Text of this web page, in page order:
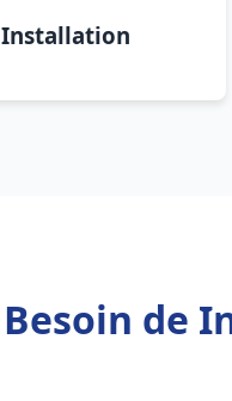
Installation
Besoin de